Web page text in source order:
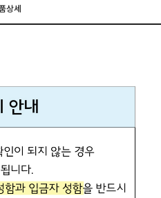
상세